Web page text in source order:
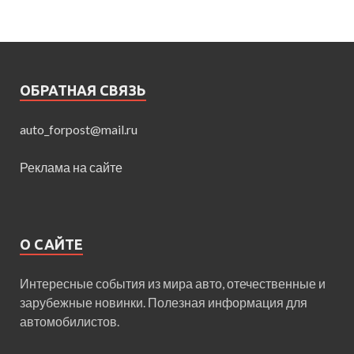
ОБРАТНАЯ СВЯЗЬ
auto_forpost@mail.ru
Реклама на сайте
О САЙТЕ
Интересные события из мира авто, отечественные и
зарубежные новинки. Полезная информация для
автомобилистов.